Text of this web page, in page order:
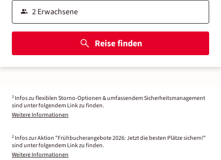
Reise finden
1 Infos zu flexiblen Storno-Optionen & umfassendem Sicherheitsmanagement
sind unter folgendem Link zu finden.
Weitere Informationen
2 Infos zur Aktion "Frühbucherangebote 2026: Jetzt die besten Plätze sichern!"
sind unter folgendem Link zu finden.
Weitere Informationen